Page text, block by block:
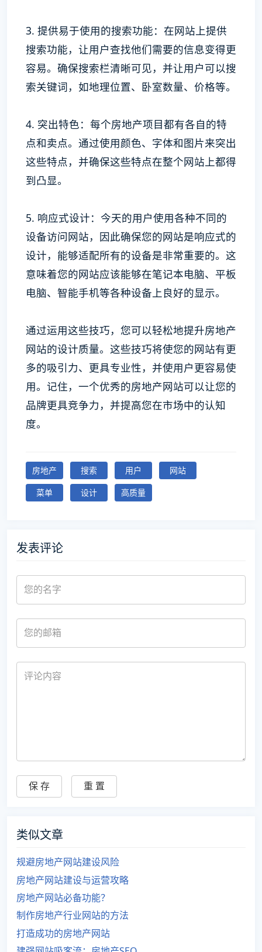
3. 提供易于使用的搜索功能：在网站上提供
搜索功能，让用户查找他们需要的信息变得更
容易。确保搜索栏清晰可见，并让用户可以搜
索关键词，如地理位置、卧室数量、价格等。
4. 突出特色：每个房地产项目都有各自的特
点和卖点。通过使用颜色、字体和图片来突出
这些特点，并确保这些特点在整个网站上都得
到凸显。
5. 响应式设计：今天的用户使用各种不同的
设备访问网站，因此确保您的网站是响应式的
设计，能够适配所有的设备是非常重要的。这
意味着您的网站应该能够在笔记本电脑、平板
电脑、智能手机等各种设备上良好的显示。
通过运用这些技巧，您可以轻松地提升房地产
网站的设计质量。这些技巧将使您的网站有更
多的吸引力、更具专业性，并使用户更容易使
用。记住，一个优秀的房地产网站可以让您的
品牌更具竞争力，并提高您在市场中的认知
度。
房地产 搜索 用户
网站
菜单
设计 高质量
发表评论
类似文章
规避房地产网站建设风险
房地产网站建设与运营攻略
房地产网站必备功能？
制作房地产行业网站的方法
打造成功的房地产网站